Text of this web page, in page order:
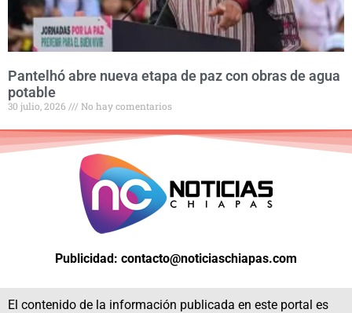
Pantelhó abre nueva etapa de paz con obras de agua
potable
30 julio, 2026 No hay comentarios
Publicidad: contacto@noticiaschiapas.com
El contenido de la información publicada en este portal es